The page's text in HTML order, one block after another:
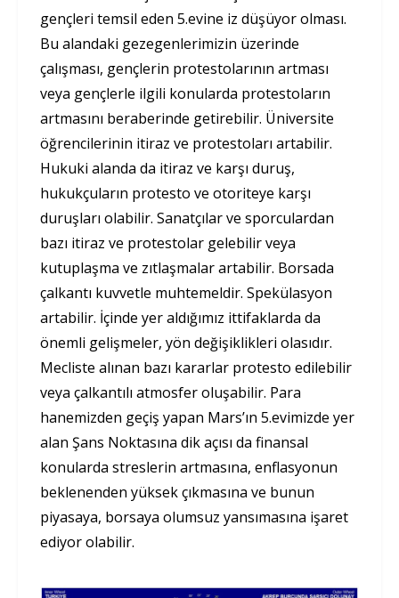
gençleri temsil eden 5.evine iz düşüyor olması.
Bu alandaki gezegenlerimizin üzerinde
çalışması, gençlerin protestolarının artması
veya gençlerle ilgili konularda protestoların
artmasını beraberinde getirebilir. Üniversite
öğrencilerinin itiraz ve protestoları artabilir.
Hukuki alanda da itiraz ve karşı duruş,
hukukçuların protesto ve otoriteye karşı
duruşları olabilir. Sanatçılar ve sporculardan
bazı itiraz ve protestolar gelebilir veya
kutuplaşma ve zıtlaşmalar artabilir. Borsada
çalkantı kuvvetle muhtemeldir. Spekülasyon
artabilir. İçinde yer aldığımız ittifaklarda da
önemli gelişmeler, yön değişiklikleri olasıdır.
Mecliste alınan bazı kararlar protesto edilebilir
veya çalkantılı atmosfer oluşabilir. Para
hanemizden geçiş yapan Mars’ın 5.evimizde yer
alan Şans Noktasına dik açısı da finansal
konularda streslerin artmasına, enflasyonun
beklenenden yüksek çıkmasına ve bunun
piyasaya, borsaya olumsuz yansımasına işaret
ediyor olabilir.